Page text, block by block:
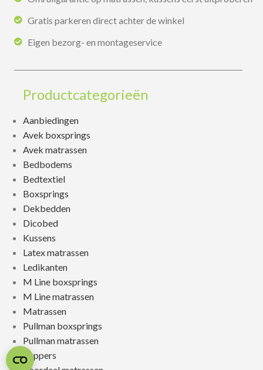
Gratis parkeren direct achter de winkel
Eigen bezorg- en montageservice
Productcategorieën
Aanbiedingen
Avek boxsprings
Avek matrassen
Bedbodems
Bedtextiel
Boxsprings
Dekbedden
Dicobed
Kussens
Latex matrassen
Ledikanten
M Line boxsprings
M Line matrassen
Matrassen
Pullman boxsprings
Pullman matrassen
Toppers